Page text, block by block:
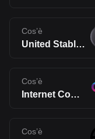
Cos’è
United Stables(U)
Cos’è
Internet Computer(ICP)
Cos’è